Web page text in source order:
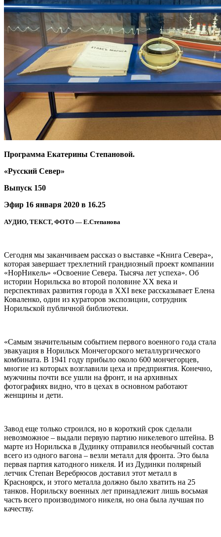
Программа Екатерины Степановой.
«Русский Север»
Выпуск 150
Эфир 16 января 2020 в 16.25
АУДИО, ТЕКСТ, ФОТО — Е.Степанова
Сегодня мы заканчиваем рассказ о выставке «Книга Севера»,
которая завершает трехлетний грандиозный проект компании
«НорНикель» «Освоение Севера. Тысяча лет успеха». Об
истории Норильска во второй половине XX века и
перспективах развития города в XXI веке рассказывает Елена
Коваленко, один из кураторов экспозиции, сотрудник
Норильской публичной библиотеки.
«Самым значительным событием первого военного года стала
эвакуация в Норильск Мончегорского металлургического
комбината. В 1941 году прибыло около 600 мончегорцев,
многие из которых возглавили цеха и предприятия. Конечно,
мужчины почти все ушли на фронт, и на архивных
фотографиях видно, что в цехах в основном работают
женщины и дети.
Завод еще только строился, но в короткий срок сделали
невозможное – выдали первую партию никелевого штейна. В
марте из Норильска в Дудинку отправился необычный состав
всего из одного вагона – везли металл для фронта. Это была
первая партия катодного никеля. И из Дудинки полярный
летчик Степан Веребрюсов доставил этот металл в
Красноярск, и этого металла должно было хватить на 25
танков. Норильску военных лет принадлежит лишь восьмая
часть всего производимого никеля, но она была лучшая по
качеству.